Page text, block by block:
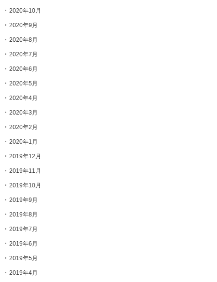
2020年10月
2020年9月
2020年8月
2020年7月
2020年6月
2020年5月
2020年4月
2020年3月
2020年2月
2020年1月
2019年12月
2019年11月
2019年10月
2019年9月
2019年8月
2019年7月
2019年6月
2019年5月
2019年4月